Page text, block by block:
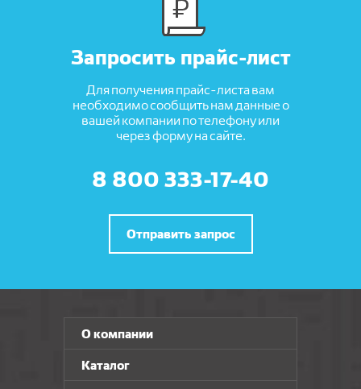
Запросить прайс-лист
Для получения прайс-листа вам
необходимо сообщить нам данные о
вашей компании по телефону или
через форму на сайте.
8 800 333-17-40
Отправить запрос
О компании
Каталог